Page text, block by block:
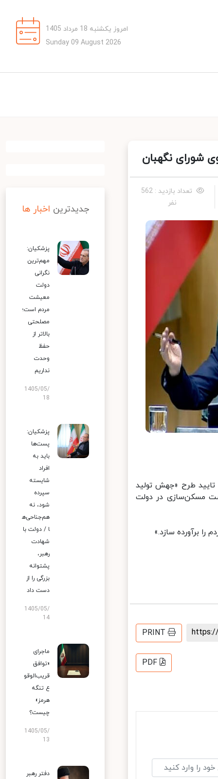
امروز یکشنبه 18 مرداد 1405
Sunday 09 August 2026
نگهبان
تعداد بازدید : 562
نفر
طرح «جهش تولید
مسکن‌سازی در دولت
برآورده سازد.»
PRINT
PDF
جدیدترین اخبار ها
پزشکیان:
مهم‌ترین
نگرانی
دولت
معیشت
مردم است؛
مصلحتی
بالاتر از
حفظ
وحدت
نداریم
1405/05/
18
پزشکیان:
پست‌ها
باید به
افراد
شایسته
سپرده
شود، نه
هم‌جناحی‌ه
ا / دولت با
شهادت
رهبر،
پشتوانه
بزرگی را از
دست داد
1405/05/
14
ماجرای
«توافق
قریب‌الوقو
ع تنگه
هرمز»
چیست؟
1405/05/
13
دفتر رهبر